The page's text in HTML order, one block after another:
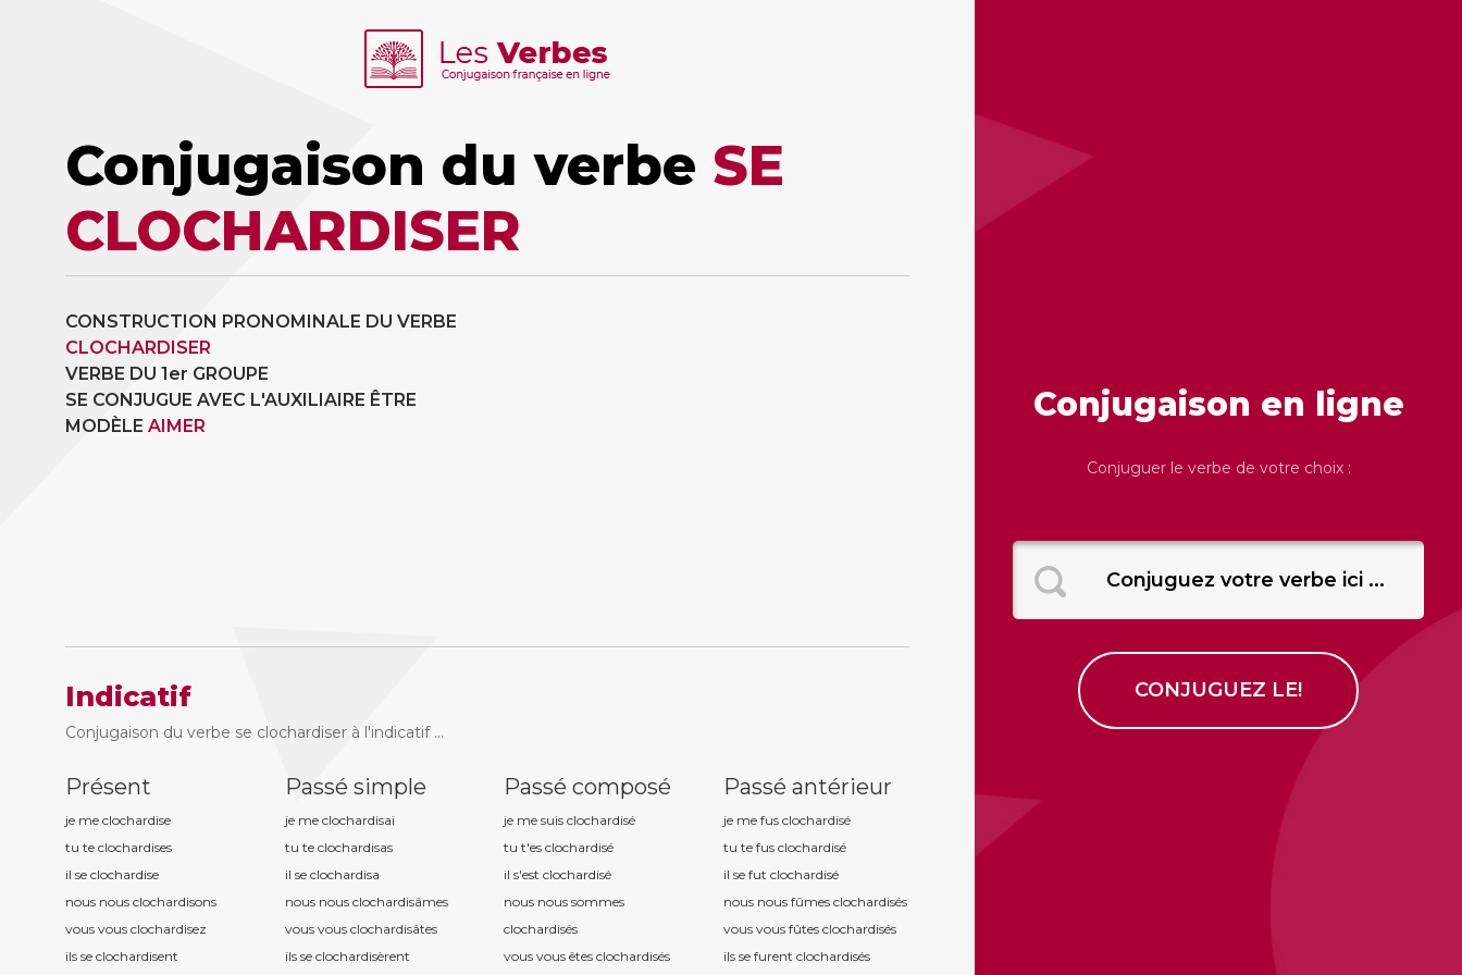
Conjugaison du verbe SE
CLOCHARDISER
CONSTRUCTION PRONOMINALE DU VERBE
CLOCHARDISER
VERBE DU 1er GROUPE
SE CONJUGUE AVEC L'AUXILIAIRE ÊTRE
MODÈLE AIMER
Indicatif
Conjugaison du verbe se clochardiser à l'indicatif ...
Présent
je me clochardise
tu te clochardises
il se clochardise
nous nous clochardisons
vous vous clochardisez
ils se clochardisent
Passé simple
je me clochardisai
tu te clochardisas
il se clochardisa
nous nous clochardisâmes
vous vous clochardisâtes
ils se clochardisèrent
Passé composé
je me suis clochardisé
tu t'es clochardisé
il s'est clochardisé
nous nous sommes
clochardisés
vous vous êtes clochardisés
Passé antérieur
je me fus clochardisé
tu te fus clochardisé
il se fut clochardisé
nous nous fûmes clochardisés
vous vous fûtes clochardisés
ils se furent clochardisés
Conjugaison en ligne
Conjuguer le verbe de votre choix :